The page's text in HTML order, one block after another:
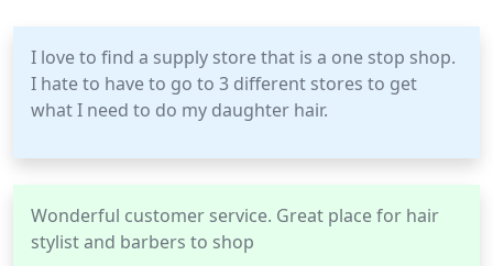
I love to find a supply store that is a one stop shop.
I hate to have to go to 3 different stores to get
what I need to do my daughter hair.
Wonderful customer service. Great place for hair
stylist and barbers to shop